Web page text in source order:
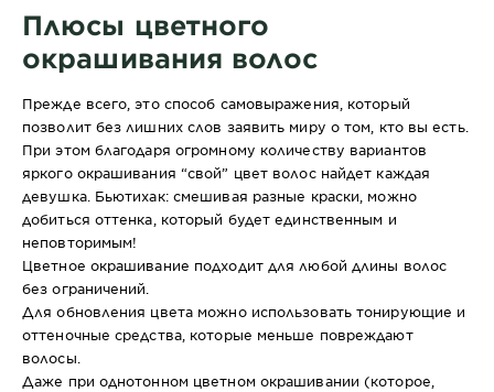
Плюсы цветного
окрашивания волос
Прежде всего, это способ самовыражения, который
позволит без лишних слов заявить миру о том, кто вы есть.
При этом благодаря огромному количеству вариантов
яркого окрашивания “свой” цвет волос найдет каждая
девушка. Бьютихак: смешивая разные краски, можно
добиться оттенка, который будет единственным и
неповторимым!
Цветное окрашивание подходит для любой длины волос
без ограничений.
Для обновления цвета можно использовать тонирующие и
оттеночные средства, которые меньше повреждают
волосы.
Даже при однотонном цветном окрашивании (которое,